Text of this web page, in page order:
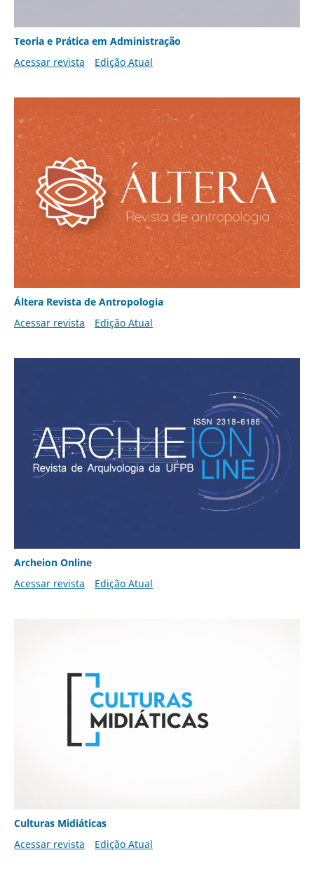
Teoria e Prática em Administração
Acessar revista
Edição Atual
Áltera Revista de Antropologia
Acessar revista
Edição Atual
Archeion Online
Acessar revista
Edição Atual
Culturas Midiáticas
Acessar revista
Edição Atual